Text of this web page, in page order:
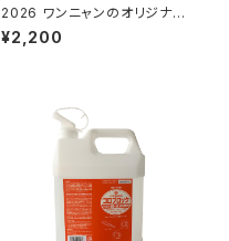
2026 ワンニャンのオリジナル
卓上カレンダー はがきサイ
ズ A：新規制作
¥2,200